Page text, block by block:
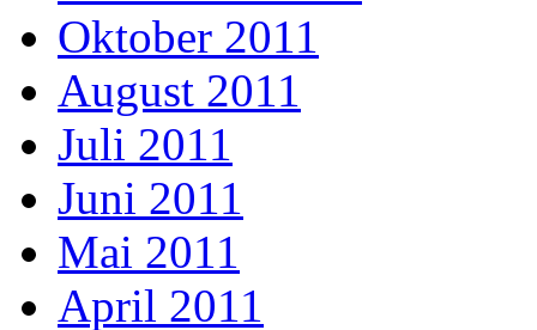
Oktober 2011
August 2011
Juli 2011
Juni 2011
Mai 2011
April 2011